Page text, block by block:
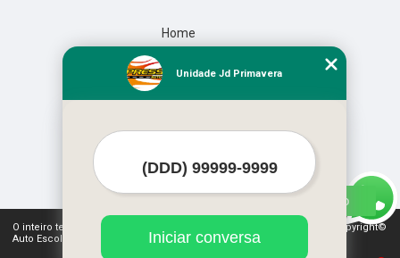
Home
Missão
Mapa do site
O inteiro teor deste site está sujeito à proteção de direitos autorais. Copyright©
Auto Escola Expressão (Lei 9610 de 19/02/1998)
Unidade Jd Primavera
Iniciar conversa